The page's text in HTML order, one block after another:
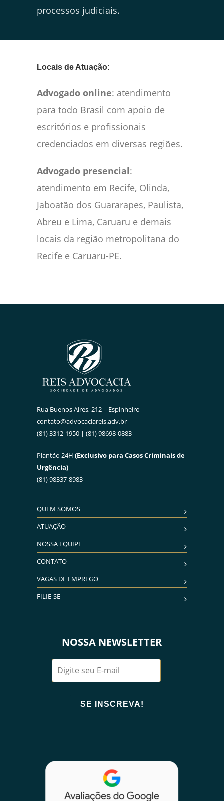
processos judiciais.
Locais de Atuação:
Advogado online: atendimento
para todo Brasil com apoio de
escritórios e profissionais
credenciados em diversas regiões.
Advogado presencial:
atendimento em Recife, Olinda,
Jaboatão dos Guararapes, Paulista,
Abreu e Lima, Caruaru e demais
locais da região metropolitana do
Recife e Caruaru-PE.
Rua Buenos Aires, 212 – Espinheiro
contato@advocaciareis.adv.br
(81) 3312-1950 | (81) 98698-0883
Plantão 24H (Exclusivo para Casos Criminais de
Urgência)
(81) 98337-8983
QUEM SOMOS
ATUAÇÃO
NOSSA EQUIPE
CONTATO
VAGAS DE EMPREGO
FILIE-SE
NOSSA NEWSLETTER